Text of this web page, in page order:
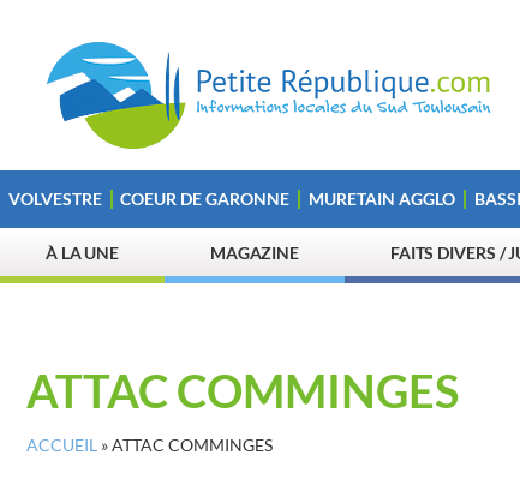
VOLVESTRE COEUR DE GARONNE MURETAIN AGGLO
À LA UNE MAGAZINE FAITS DIVERS /
ATTAC COMMINGES
ACCUEIL »ATTAC COMMINGES